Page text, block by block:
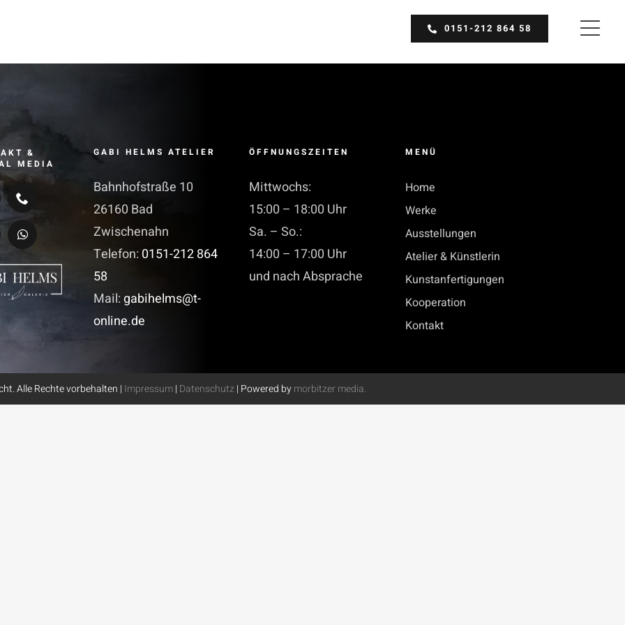
0151-212 864 58
&
MEDIA
GABI HELMS ATELIER
Bahnhofstraße 10
26160 Bad
Zwischenahn
Telefon: 0151-212 864
58
Mail:gabihelms@t-
online.de
ÖFFNUNGSZEITEN
Mittwochs:
15:00 – 18:00 Uhr
Sa. – So.:
14:00 – 17:00 Uhr
und nach Absprache
MENÜ
Home
Werke
Ausstellungen
Atelier & Künstlerin
Kunstanfertigungen
Kooperation
Kontakt
Alle Rechte vorbehalten | Impressum| Datenschutz| Powered bymorbitzer media.